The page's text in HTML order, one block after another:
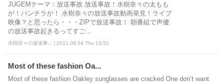
JUGEMテーマ：放送事故 放送事故！水樹奈々の太もも
が！パンチラが！ 水樹奈々の放送事故動画発見！ライブ
映像？と思ったら・・・ZIPで放送事故！ 朝番組で声優
の放送事故起きるってすご...
水樹奈々の放送事... | 2011.08.04 Thu 13:51
Most of these fashion Oa...
Most of these fashion Oakley sunglasses are cracked One don’t want